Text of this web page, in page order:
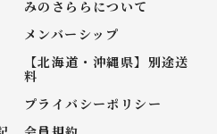
みのさららについて
メンバーシップ
【北海道・沖縄県】別途送
料
プライバシーポリシー